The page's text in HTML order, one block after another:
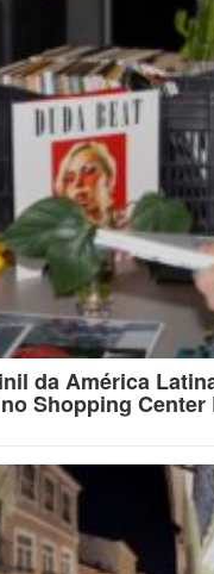
da América
Shopping Center